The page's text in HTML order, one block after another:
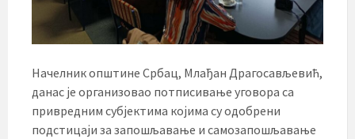
Начелник општине Србац, Млађан Драгосављевић,
данас је организовао потписивање уговора са
привредним субјектима којима су одобрени
подстицаји за запошљавање и самозапошљавање